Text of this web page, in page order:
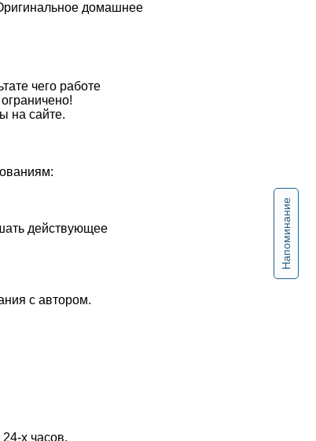
Напоминание
домашнее
чего работе
на сайте.
действующее
с автором.
х часов.